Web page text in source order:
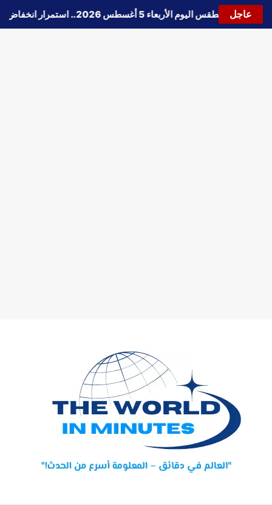
عاجل 🔵حالة الطقس اليوم الأربعاء 5 أغسطس 2026.. استمرار انخفاض الحرارة وتحذيرات من الشبورة واضطراب الملاحة